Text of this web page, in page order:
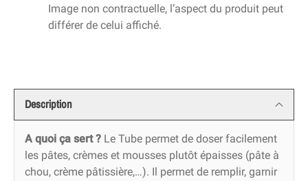
Image non contractuelle, l’aspect du produit peut
différer de celui affiché.
Description
A quoi ça sert ? Le Tube permet de doser facilement
les pâtes, crèmes et mousses plutôt épaisses (pâte à
chou, crème pâtissière,…). Il permet de remplir, garnir